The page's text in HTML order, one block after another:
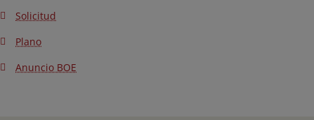
Solicitud
Plano
Anuncio BOE